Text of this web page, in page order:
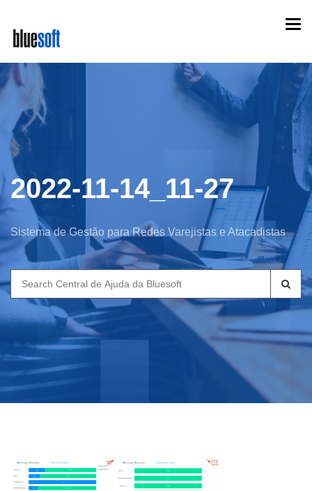
main
content
2022-11-14_11-27
Sistema de Gestão para Redes Varejistas e Atacadistas
Search
for: